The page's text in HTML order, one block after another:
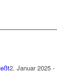
2. Januar 2025 -